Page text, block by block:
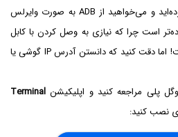
اگر قبلاً گوشی یا تبلتی را روت کرده‌اید و می‌خواهید از ADB به صورت وایرلس
است چرا که نیازی به وصل کردن با کابل
USB و راه‌اندازی سرور ADB نیست! اما دقت کنید که دانستن آدرس IP گوشی یا
پلی مراجعه کنید و اپلیکیشن Terminal
نصب کنید: